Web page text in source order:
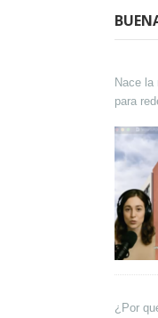
Nace la
para
¿Por